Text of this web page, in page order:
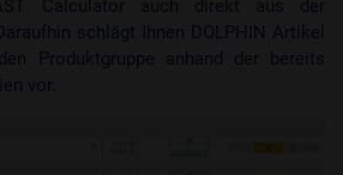
Calculator auch direkt aus der
schlägt Ihnen DOLPHIN Artikel
Produktgruppe anhand der bereits
vor.